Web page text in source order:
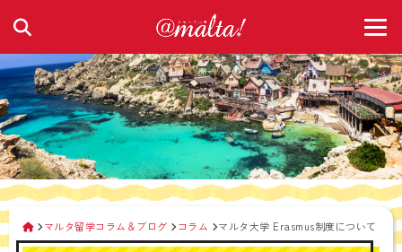
マルタ留学コラム＆ブログ コラム マルタ大学 Erasmus制度について